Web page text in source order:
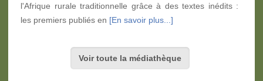
l'Afrique rurale traditionnelle grâce à des textes inédits :
les premiers publiés en [En savoir plus...]
Voir toute la médiathèque